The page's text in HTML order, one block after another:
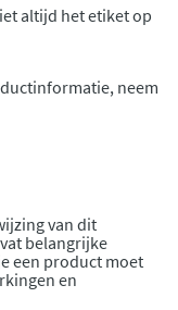
altijd het etiket op
neem
van dit
belangrijke
een product moet
en